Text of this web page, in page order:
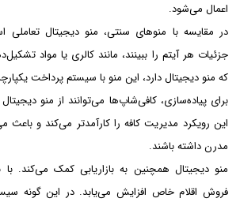
اعمال می‌شود.
در مقایسه با منوهای سنتی، منو دیجیتال تعاملی
جزئیات هر آیتم را ببینند، مانند کالری یا مواد
که منو دیجیتال دارد، این منو با سیستم پرداخت
برای پیاده‌سازی، کافی‌شاپ‌ها می‌توانند از منو
این رویکرد مدیریت کافه را کارآمدتر می‌کند و
مدرن داشته باشند.
منو دیجیتال همچنین به بازاریابی کمک می‌کند. با
فروش اقلام خاص افزایش می‌یابد. در این گونه